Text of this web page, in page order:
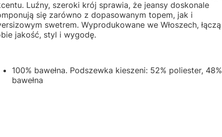
Luźny, szeroki krój sprawia, że jeansy doskonale
się zarówno z dopasowanym topem, jak i
swetrem. Wyprodukowane we Włoszech,
jakość, styl i wygodę.
100% bawełna. Podszewka kieszeni: 52% poliester, 48%
bawełna